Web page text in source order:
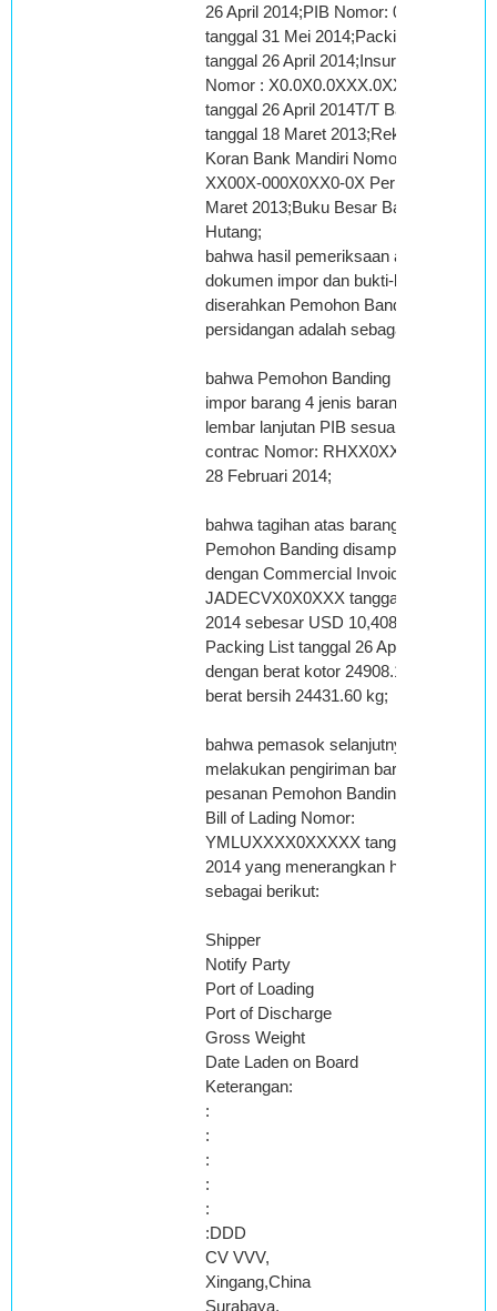
26 April 2014;PIB Nomor: 0XXXXX
tanggal 31 Mei 2014;Packing List
tanggal 26 April 2014;Insurance
Nomor : X0.0X0.0XXX.0XXX0P
tanggal 26 April 2014T/T Bank Mandiri
tanggal 18 Maret 2013;Rekening
Koran Bank Mandiri Nomor Rekening:
XX00X-000X0XX0-0X Periode bulan
Maret 2013;Buku Besar BankBuku
Hutang;
bahwa hasil pemeriksaan atas
dokumen impor dan bukti-bukti yang
diserahkan Pemohon Banding dalam
persidangan adalah sebagai berikut:
bahwa Pemohon Banding melakukan
impor barang 4 jenis barang sesuai
lembar lanjutan PIB sesuai sales
contrac Nomor: RHXX0XXX tanggal
28 Februari 2014;
bahwa tagihan atas barang pesanan
Pemohon Banding disampaikan
dengan Commercial Invoice Nomor:
JADECVX0X0XXX tanggal 26 April
2014 sebesar USD 10,408.00 dan
Packing List tanggal 26 April 2014
dengan berat kotor 24908.10 kg dan
berat bersih 24431.60 kg;
bahwa pemasok selanjutnya
melakukan pengiriman barang
pesanan Pemohon Banding dengan
Bill of Lading Nomor:
YMLUXXXX0XXXXX tanggal 26 April
2014 yang menerangkan hal-hal
sebagai berikut:
Shipper
Notify Party
Port of Loading
Port of Discharge
Gross Weight
Date Laden on Board
Keterangan:
:
:
:
:
:
:DDD
CV VVV,
Xingang,China
Surabaya,